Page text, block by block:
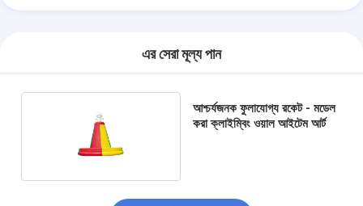
এর সেরা মূল্য পান
আশ্চর্যজনক ফুলাযোগ্য রকেট - মডেল
করা ক্লাইম্বিং ওয়াল আইটেম আর্ট